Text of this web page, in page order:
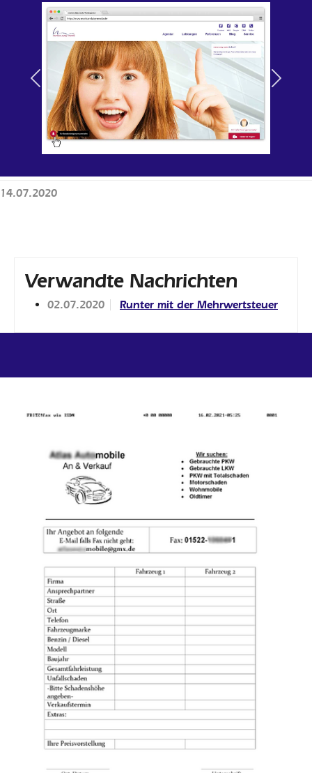
Previous Next
14.07.2020
Verwandte Nachrichten
02.07.2020 Runter mit der Mehrwertsteuer